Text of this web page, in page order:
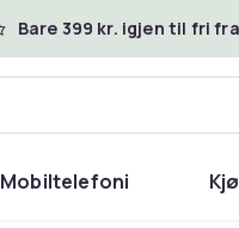
Bare 399 kr. igjen til fri
Mobiltelefoni